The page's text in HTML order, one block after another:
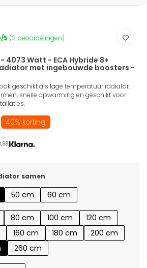
5 (2 beoordelingen)
4073 Watt - ECA Hybride 8+
met ingebouwde boosters -
geschikt als lage temperatuur radiator.
snelle opwarming en geschikt voor
40% korting
samen
50 cm 60 cm
80 cm 100 cm
120 cm
160 cm 180 cm
200 cm
260 cm